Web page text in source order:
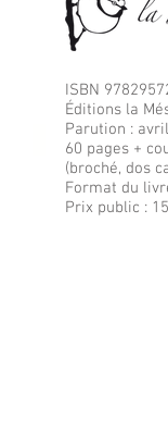
ISBN
Éditions la
Parution :
60 pages +
(broché, dos
Format du
Prix public :